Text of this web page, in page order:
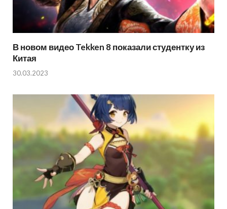
В новом видео Tekken 8 показали студентку из
Китая
30.03.2023